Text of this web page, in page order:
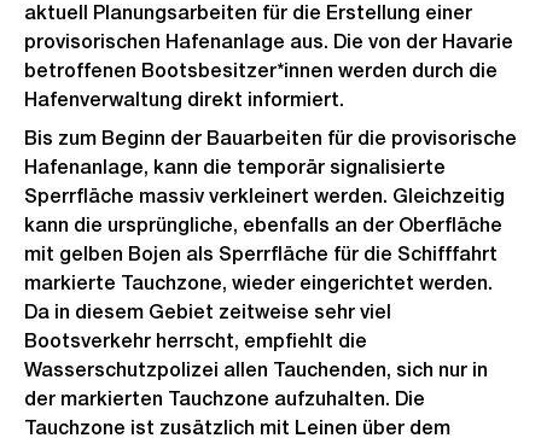
aktuell Planungsarbeiten für die Erstellung einer
provisorischen Hafenanlage aus. Die von der Havarie
betroffenen Bootsbesitzer*innen werden durch die
Hafenverwaltung direkt informiert.
Bis zum Beginn der Bauarbeiten für die provisorische
Hafenanlage, kann die temporär signalisierte
Sperrfläche massiv verkleinert werden. Gleichzeitig
kann die ursprüngliche, ebenfalls an der Oberfläche
mit gelben Bojen als Sperrfläche für die Schifffahrt
markierte Tauchzone, wieder eingerichtet werden.
Da in diesem Gebiet zeitweise sehr viel
Bootsverkehr herrscht, empfiehlt die
Wasserschutzpolizei allen Tauchenden, sich nur in
der markierten Tauchzone aufzuhalten. Die
Tauchzone ist zusätzlich mit Leinen über dem